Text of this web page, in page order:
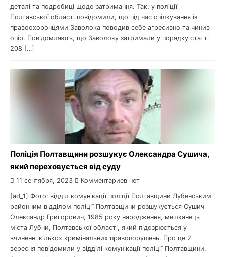
деталі та подробиці щодо затримання. Так, у поліції
Полтавської області повідомили, що під час спілкування із
правоохоронцями Заволока поводив себе агресивно та чинив
опір. Повідомляють, що Заволоку затримали у порядку статті
208 […]
Поліція Полтавщини розшукує Олександра Сушича,
який переховується від суду
11 сентября, 2023 Комментариев нет
[ad_1] Фото: відділ комунікації поліції Полтавщини Лубенським
районним відділом поліції Полтавщини розшукується Сушич
Олександр Григорович, 1985 року народження, мешканець
міста Лубни, Полтавської області, який підозрюється у
вчиненні кількох кримінальних правопорушень. Про це 2
вересня повідомили у відділі комунікації поліції Полтавщини.